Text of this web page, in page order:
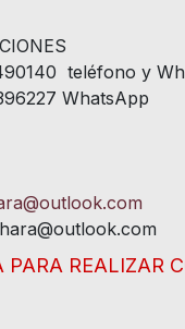
teléfono y
WhatsApp
PARA REALIZAR